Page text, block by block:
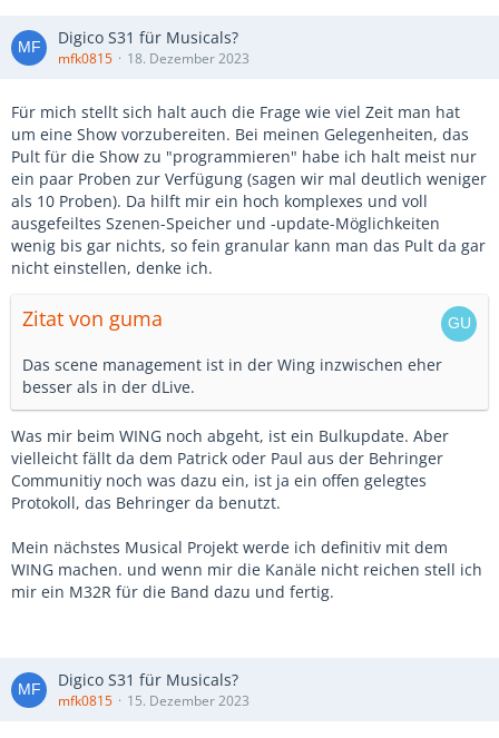
Digico S31 für Musicals?
mfk0815 18. Dezember 2023
Für mich stellt sich halt auch die Frage wie viel Zeit man hat
um eine Show vorzubereiten. Bei meinen Gelegenheiten, das
Pult für die Show zu "programmieren" habe ich halt meist nur
ein paar Proben zur Verfügung (sagen wir mal deutlich weniger
als 10 Proben). Da hilft mir ein hoch komplexes und voll
ausgefeiltes Szenen-Speicher und -update-Möglichkeiten
wenig bis gar nichts, so fein granular kann man das Pult da gar
nicht einstellen, denke ich.
Zitat von guma
Das scene management ist in der Wing inzwischen eher
besser als in der dLive.
Was mir beim WING noch abgeht, ist ein Bulkupdate. Aber
vielleicht fällt da dem Patrick oder Paul aus der Behringer
Communitiy noch was dazu ein, ist ja ein offen gelegtes
Protokoll, das Behringer da benutzt.
Mein nächstes Musical Projekt werde ich definitiv mit dem
WING machen. und wenn mir die Kanäle nicht reichen stell ich
mir ein M32R für die Band dazu und fertig.
Digico S31 für Musicals?
mfk0815 15. Dezember 2023